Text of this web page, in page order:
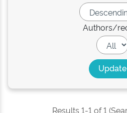
Authors/
Results 1-1 of 1